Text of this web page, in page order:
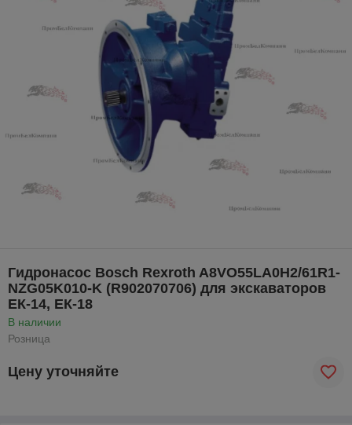
Гидронасос Bosch Rexroth A8VO55LA0H2/61R1-
NZG05K010-K (R902070706) для экскаваторов
ЕК-14, ЕК-18
В наличии
Розница
Цену уточняйте